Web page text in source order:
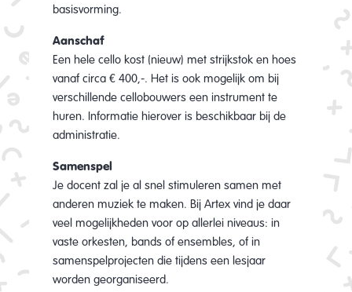
basisvorming.
Aanschaf
Een hele cello kost (nieuw) met strijkstok en hoes
vanaf circa € 400,-. Het is ook mogelijk om bij
verschillende cellobouwers een instrument te
huren. Informatie hierover is beschikbaar bij de
administratie.
Samenspel
Je docent zal je al snel stimuleren samen met
anderen muziek te maken. Bij Artex vind je daar
veel mogelijkheden voor op allerlei niveaus: in
vaste orkesten, bands of ensembles, of in
samenspelprojecten die tijdens een lesjaar
worden georganiseerd.